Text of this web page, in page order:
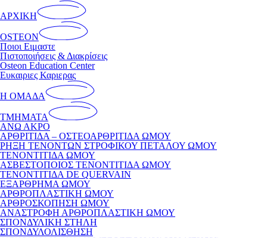
ΑΡΧΙΚΗ
OSTEON
Ποιοι Ειμαστε
Πιστοποιήσεις & Διακρίσεις
Osteon Education Center
Ευκαιριες Καριερας
Η ΟΜΑΔΑ
ΤΜΗΜΑΤΑ
ΑΝΩ ΑΚΡΟ
ΑΡΘΡΙΤΙΔΑ – ΟΣΤΕΟΑΡΘΡΙΤΙΔΑ ΩΜΟΥ
ΡΗΞΗ ΤΕΝΟΝΤΩΝ ΣΤΡΟΦΙΚΟΥ ΠΕΤΑΛΟΥ ΩΜΟΥ
ΤΕΝΟΝΤΙΤΙΔΑ ΩΜΟΥ
ΑΣΒΕΣΤΟΠΟΙΟΣ ΤΕΝΟΝΤΙΤΙΔΑ ΩΜΟΥ
ΤΕΝΟΝΤΙΤΙΔΑ DE QUERVAIN
ΕΞΑΡΘΡΗΜΑ ΩΜΟΥ
ΑΡΘΡΟΠΛΑΣΤΙΚΗ ΩΜΟΥ
ΑΡΘΡΟΣΚΟΠΗΣΗ ΩΜΟΥ
ΑΝΑΣΤΡΟΦΗ ΑΡΘΡΟΠΛΑΣΤΙΚΗ ΩΜΟΥ
ΣΠΟΝΔΥΛΙΚΗ ΣΤΗΛΗ
ΣΠΟΝΔΥΛΟΛΙΣΘΗΣΗ